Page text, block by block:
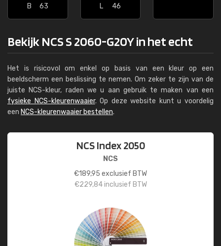
B
63
L
46
Bekijk NCS S 2060-G20Y in het echt
Het is risicovol om enkel op basis van een kleur op een
beeldscherm een beslissing te nemen. Om zeker te zijn van de
juiste NCS-kleur, raden we u aan gebruik te maken van een
fysieke NCS-kleurenwaaier. Op deze website kunt u voordelig
een NCS-kleurenwaaier bestellen.
NCS Index 2050
NCS
€189,95 exclusief BTW
€229,84inclusief BTW